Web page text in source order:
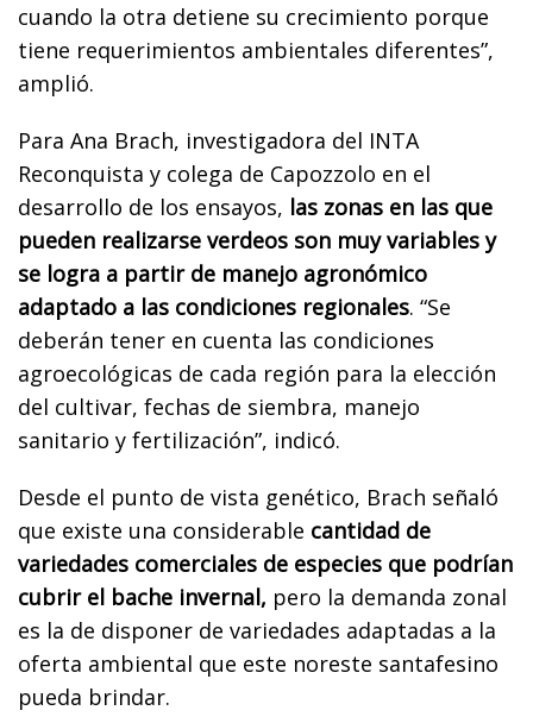
cuando la otra detiene su crecimiento porque
tiene requerimientos ambientales diferentes”,
amplió.
Para Ana Brach, investigadora del INTA
Reconquista y colega de Capozzolo en el
desarrollo de los ensayos, las zonas en las que
pueden realizarse verdeos son muy variables y
se logra a partir de manejo agronómico
adaptado a las condiciones regionales. “Se
deberán tener en cuenta las condiciones
agroecológicas de cada región para la elección
del cultivar, fechas de siembra, manejo
sanitario y fertilización”, indicó.
Desde el punto de vista genético, Brach señaló
que existe una considerable cantidad de
variedades comerciales de especies que podrían
cubrir el bache invernal, pero la demanda zonal
es la de disponer de variedades adaptadas a la
oferta ambiental que este noreste santafesino
pueda brindar.